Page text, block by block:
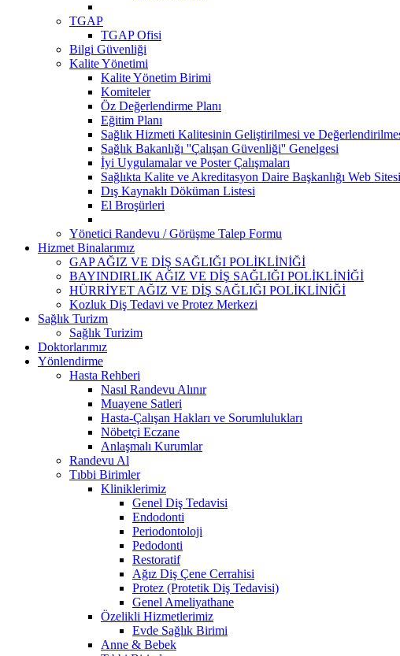
TGAP
TGAP Ofisi
Bilgi Güvenliği
Kalite Yönetimi
Kalite Yönetim Birimi
Komiteler
Öz Değerlendirme Planı
Eğitim Planı
Sağlık Hizmeti Kalitesinin Geliştirilmesi ve
Sağlık Bakanlığı ''Çalışan Güvenliği'' Genelgesi
İyi Uygulamalar ve Poster Çalışmaları
Sağlıkta Kalite ve Akreditasyon Daire Başkanlığı Web Sitesi
Dış Kaynaklı Döküman Listesi
El Broşürleri
Yönetici Randevu / Görüşme Talep Formu
Hizmet Binalarımız
GAP AĞIZ VE DİŞ SAĞLIĞI POLİKLİNİĞİ
BAYINDIRLIK AĞIZ VE DİŞ SAĞLIĞI POLİKLİNİĞİ
HÜRRİYET AĞIZ VE DİŞ SAĞLIĞI POLİKLİNİĞİ
Kozluk Diş Tedavi ve Protez Merkezi
Sağlık Turizm
Sağlık Turizim
Doktorlarımız
Yönlendirme
Hasta Rehberi
Nasıl Randevu Alınır
Muayene Satleri
Hasta-Çalışan Hakları ve Sorumlulukları
Nöbetçi Eczane
Anlaşmalı Kurumlar
Randevu Al
Tıbbi Birimler
Kliniklerimiz
Genel Diş Tedavisi
Endodonti
Periodontoloji
Pedodonti
Restoratif
Ağız Diş Çene Cerrahisi
Protez (Protetik Diş Tedavisi)
Genel Ameliyathane
Özelikli Hizmetlerimiz
Evde Sağlık Birimi
Anne & Bebek